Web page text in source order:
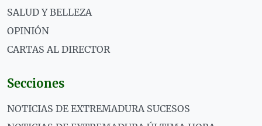
SALUD Y BELLEZA
OPINIÓN
CARTAS AL DIRECTOR
Secciones
NOTICIAS DE EXTREMADURA SUCESOS